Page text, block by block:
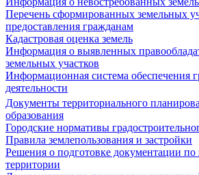
Перечень сформированных земельных
предоставления гражданам
Кадастровая оценка земель
Информация о выявленных
земельных участков
Информационная система обеспечения
деятельности
Документы территориального
образования
Городские нормативы
Правила землепользования и застройки
Решения о подготовке документации по
территории